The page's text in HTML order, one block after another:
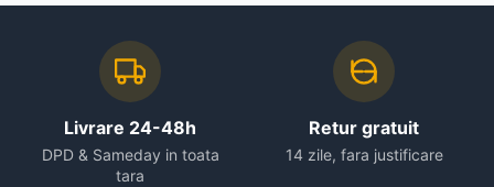
Livrare 24-48h
DPD & Sameday in toata
tara
Retur gratuit
14 zile, fara justificare